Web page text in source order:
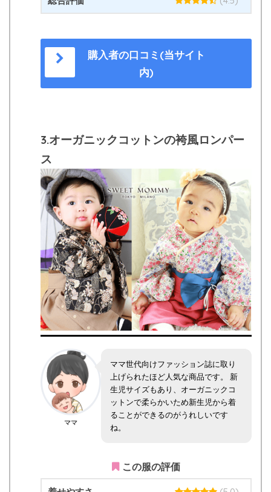
購入者の口コミ(当サイト
内)
3.オーガニックコットンの袴風ロンパー
ス
ママ
ママ世代向けファッション誌に取り
上げられたほど人気な商品です。 新
生児サイズもあり、オーガニックコ
ットンで柔らかいため新生児から着
ることができるのがうれしいです
ね。
この服の評価